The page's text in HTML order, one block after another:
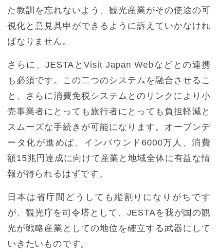
た教訓を忘れないよう、観光産業がその使途の可
視化と意見具申ができるように訴えていかなけれ
ばなりません。
さらに、JESTAとVisit Japan Webなどとの連携
も必須です。この二つのシステムを融合させるこ
と、さらに消費免税システムとのリンクにより小
売事業者にとっても旅行者にとっても負担軽減と
スムーズな手続きが可能になります。オープンデ
ータ化が進めば、インバウンド6000万人、消費
額15兆円達成に向けて産業と地域全体に有益な情
報が得られるはずです。
日本は省庁間どうしても縦割りになりがちです
が、観光庁を司令塔として、JESTAを我が国の観
光が戦略産業としての地位を確立する武器にして
いきたいものです。